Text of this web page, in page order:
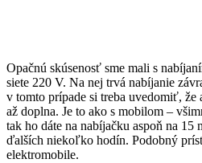
Opačnú skúsenosť sme mali s
siete 220 V. Na nej trvá nabíjanie
v tomto prípade si treba uvedomiť, že
až doplna. Je to ako s mobilom –
tak ho dáte na nabíjačku aspoň na
ďalších niekoľko hodín. Podobný
elektromobile.